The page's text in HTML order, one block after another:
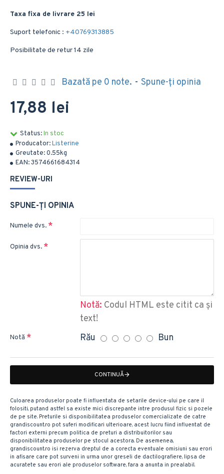
Taxa fixa de livrare 25 lei
Suport telefonic : +40769313885
Posibilitate de retur 14 zile
Status:In stoc
Producator:Listerine
Greutate:0.55kg
EAN:3574661684314
Bazată pe 0 note. - Spune-ţi opinia
17,88 lei
REVIEW-URI
SPUNE-ŢI OPINIA
Numele dvs.
Opinia dvs.
Notă: Codul HTML este citit ca şi
text!
Notă Rău Bun
CONTINUĂ
Culoarea produselor poate fi influentata de setarile device-ului pe care il
folositi, putand astfel sa existe mici discrepante intre produsul fizic si pozele
de pe site. Preturile si disponibilitatea produselor comercializate de catre
grandiscount.ro pot suferi modificari ulterioare, acest lucru fiind influentat de
factori externi precum politica de preturi a distribuitorilor sau
disponibilitatea produselor pe stocul acestora. De asemenea,
grandiscount.ro isi rezerva dreptul de a corecta eventuale omisiuni sau erori
in afisare care pot surveni in urma unor greseli de dactilografiere, lipsa de
acuratete sau erori ale produselor software, fara a anunta in prealabil.